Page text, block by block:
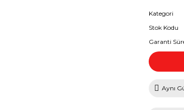
Kategori
Stok Kodu
Garanti
Aynı